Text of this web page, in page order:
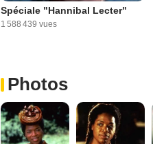
Spéciale "Hannibal Lecter"
1 588 439 vues
Photos